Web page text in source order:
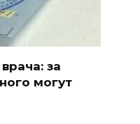
за
могут